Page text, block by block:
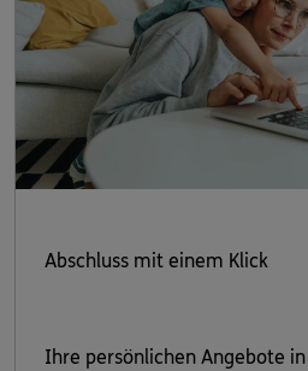
Abschluss mit einem Klick
Ihre persönlichen Angebote